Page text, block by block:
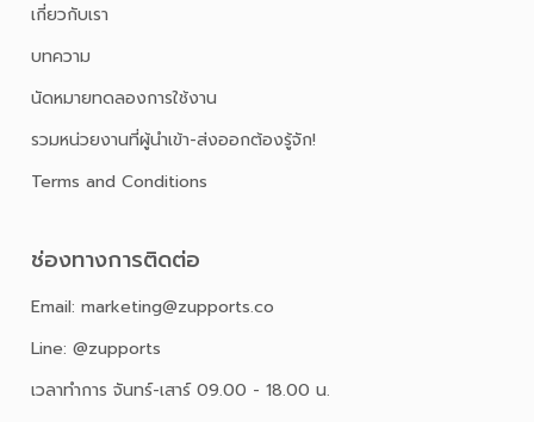
เกี่ยวกับเรา
บทความ
นัดหมายทดลองการใช้งาน
รวมหน่วยงานที่ผู้นำเข้า-ส่งออกต้องรู้จัก!
Terms and Conditions
ช่องทางการติดต่อ
Email: marketing@zupports.co
Line: @zupports
เวลาทำการ จันทร์-เสาร์ 09.00 - 18.00 น.